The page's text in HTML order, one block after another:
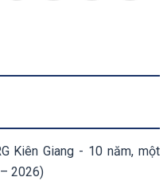
Kiên Giang - 10 năm, một
2026)